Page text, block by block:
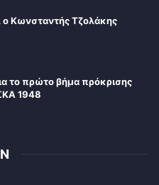
ο Κωνσταντής Τζολάκης
το πρώτο βήμα πρόκρισης
1948